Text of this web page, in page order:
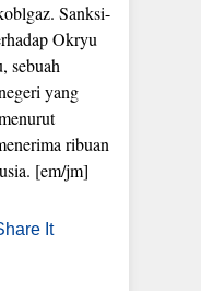
Sanksi-
Okryu
sebuah
yang
ribuan
[em/jm]
It